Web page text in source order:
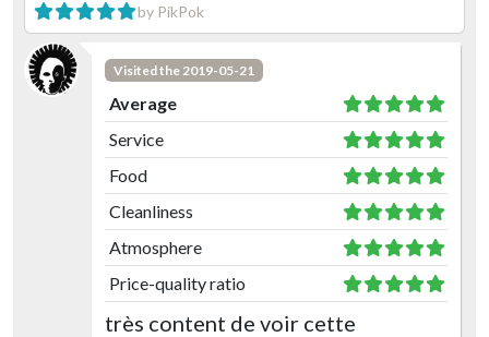
by PikPok
Visited the 2019-05-21
Average
Service
Food
Cleanliness
Atmosphere
Price-quality ratio
très content de voir cette